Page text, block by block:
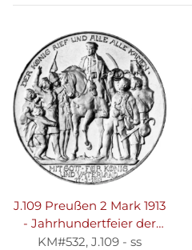
J.109 Preußen 2 Mark 1913
- Jahrhundertfeier der
Befreiungskriege - Silber
KM#532, J.109 - ss